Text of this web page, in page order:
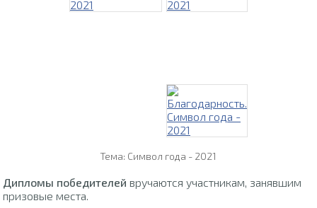
Тема: Символ года - 2021
Дипломы победителей вручаются участникам, занявшим
призовые места.